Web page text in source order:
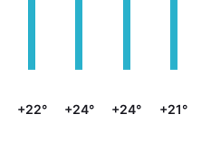
+22° +24° +24° +21°